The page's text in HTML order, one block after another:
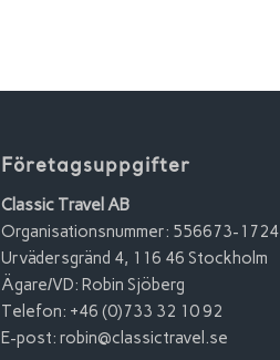
Företagsuppgifter
Classic Travel AB
Organisationsnummer: 556673-1724
Urvädersgränd 4, 116 46 Stockholm
Ägare/VD: Robin Sjöberg
Telefon: +46 (0)733 32 10 92
E-post: robin@classictravel.se